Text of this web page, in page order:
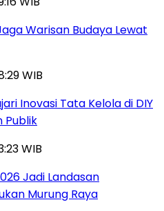
Warisan Budaya Lewat
WIB
Inovasi Tata Kelola di DIY
Publik
WIB
Jadi Landasan
Murung Raya